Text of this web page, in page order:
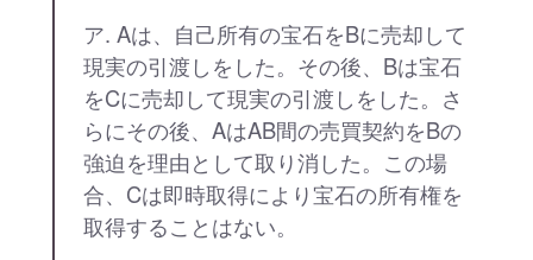
ア. Aは、自己所有の宝石をBに売却して
現実の引渡しをした。その後、Bは宝石
をCに売却して現実の引渡しをした。さ
らにその後、AはAB間の売買契約をBの
強迫を理由として取り消した。この場
合、Cは即時取得により宝石の所有権を
取得することはない。